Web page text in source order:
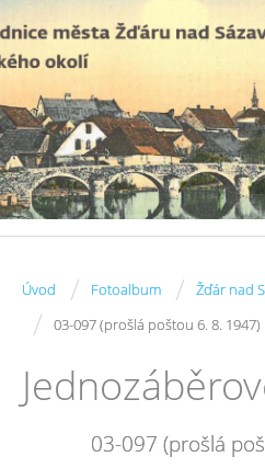
Úvod / Fotoalbum / Žďár nad
/ 03-097 (prošlá poštou 6. 8. 1947)
03-097 (prošlá